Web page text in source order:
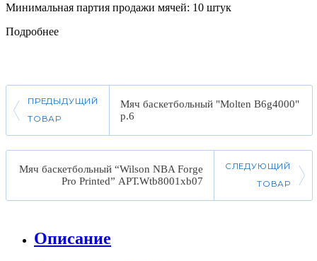
Минимальная партия продажи мячей: 10 штук
Подробнее
ПРЕДЫДУЩИЙ
ТОВАР
Мяч баскетбольный "Molten B6g4000"
р.6
Мяч баскетбольный “Wilson NBA Forge
Pro Printed” АРТ.Wtb8001xb07
СЛЕДУЮЩИЙ
ТОВАР
Описание